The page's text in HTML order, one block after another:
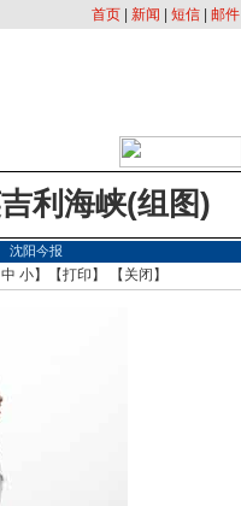
首页 新闻 短信 邮件
利海峡(组图)
阳今报
中 小】【打印 】 【 关闭 】